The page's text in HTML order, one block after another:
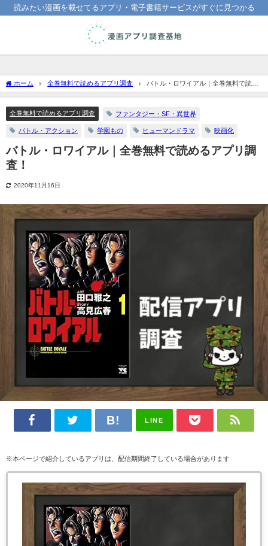
読みたい漫画を載せてるアプリ・電子書籍サービスがすぐに見つかる
ホーム 全巻無料で読めるアプリ調査
バトル・ロワイアル｜全巻無料で読め
るアプリ調査！
全巻無料で読めるアプリ調査 ファンタジー・SF・異世界
バトル・アクション 学園もの ヒューマンドラマ 映画化
バトル・ロワイアル｜全巻無料で読めるアプリ調
査！
2020年11月16日
LINE
※本ページで紹介しているアプリは、配信期間終了している場合があります